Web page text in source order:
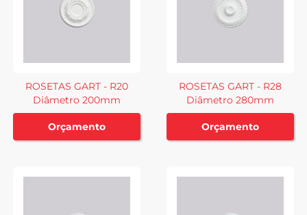
ROSETAS GART - R20
Diâmetro 200mm
Orçamento
ROSETAS GART - R28
Diâmetro 280mm
Orçamento